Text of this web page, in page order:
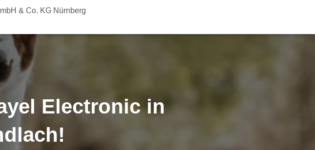
& Co. KG Nürnberg
Electronic in